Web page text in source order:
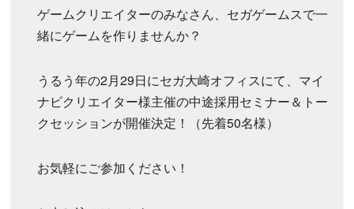
ゲームクリエイターのみなさん、セガゲームスで一
緒にゲームを作りませんか？
うるう年の2月29日にセガ大崎オフィスにて、マイ
ナビクリエイター様主催の中途採用セミナー＆トー
クセッションが開催決定！（先着50名様）
お気軽にご参加ください！